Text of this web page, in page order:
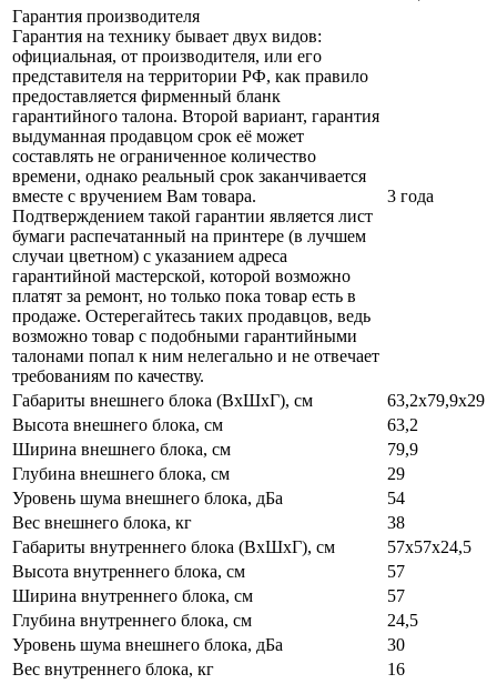
Гарантия производителя
Гарантия на технику бывает двух видов:
официальная, от производителя, или его
представителя на территории РФ, как правило
предоставляется фирменный бланк
гарантийного талона. Второй вариант, гарантия
выдуманная продавцом срок её может
составлять не ограниченное количество
времени, однако реальный срок заканчивается
вместе с вручением Вам товара.
Подтверждением такой гарантии является лист
бумаги распечатанный на принтере (в лучшем
случаи цветном) с указанием адреса
гарантийной мастерской, которой возможно
платят за ремонт, но только пока товар есть в
продаже. Остерегайтесь таких продавцов, ведь
возможно товар с подобными гарантийными
талонами попал к ним нелегально и не отвечает
требованиям по качеству.
3 года
Габариты внешнего блока (ВхШхГ), см
63,2x79,9x29
Высота внешнего блока, см
63,2
Ширина внешнего блока, см
79,9
Глубина внешнего блока, см
29
Уровень шума внешнего блока, дБа
54
Вес внешнего блока, кг
38
Габариты внутреннего блока (ВхШхГ), см
57х57х24,5
Высота внутреннего блока, см
57
Ширина внутреннего блока, см
57
Глубина внутреннего блока, см
24,5
Уровень шума внешнего блока, дБа
30
Вес внутреннего блока, кг
16